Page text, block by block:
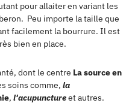
pour allaiter en variant les
Peu importe la taille que
facilement la bourrure. Il est
bien en place.
dont le centre La source en
soins comme, la
, l'acupunctureet autres.